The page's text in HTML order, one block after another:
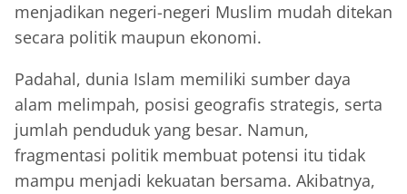
menjadikan negeri-negeri Muslim mudah ditekan
secara politik maupun ekonomi.
Padahal, dunia Islam memiliki sumber daya
alam melimpah, posisi geografis strategis, serta
jumlah penduduk yang besar. Namun,
fragmentasi politik membuat potensi itu tidak
mampu menjadi kekuatan bersama. Akibatnya,